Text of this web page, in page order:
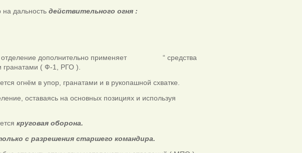
на дальность действительного огня :
м отделение дополнительно применяет “ средства
гранатами ( Ф-1, РГО ).
огнём в упор, гранатами и в рукопашной схватке.
оставаясь на основных позициях и используя
круговая оборона.
с разрешения старшего командира.